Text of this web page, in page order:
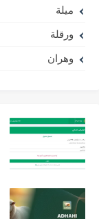
ميلة
ورقلة
وهران